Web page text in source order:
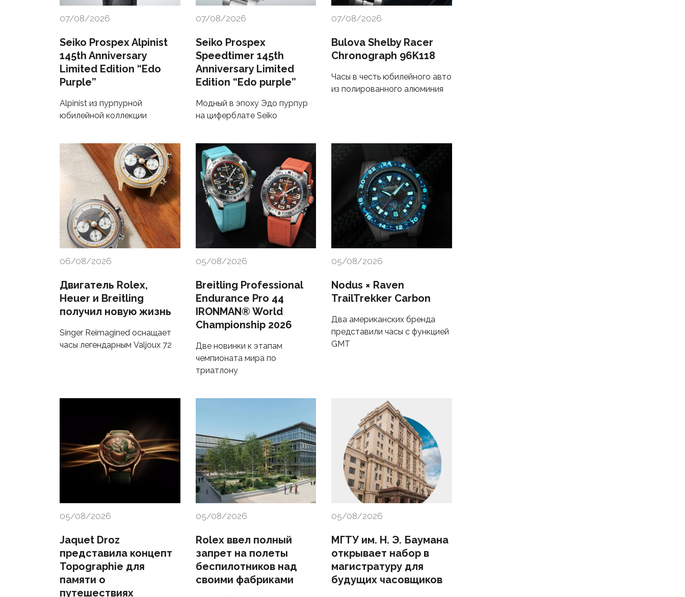
07/08/2026
Seiko Prospex Alpinist
145th Anniversary
Limited Edition “Edo
Purple”
Alpinist из пурпурной
юбилейной коллекции
07/08/2026
Seiko Prospex
Speedtimer 145th
Anniversary Limited
Edition “Edo purple”
Модный в эпоху Эдо пурпур
на циферблате Seiko
07/08/2026
Bulova Shelby Racer
Chronograph 96K118
Часы в честь юбилейного авто
из полированного алюминия
06/08/2026
Двигатель Rolex,
Heuer и Breitling
получил новую жизнь
Singer Reimagined оснащает
часы легендарным Valjoux 72
05/08/2026
Breitling Professional
Endurance Pro 44
IRONMAN® World
Championship 2026
Две новинки к этапам
чемпионата мира по
триатлону
05/08/2026
Nodus × Raven
TrailTrekker Carbon
Два американских бренда
представили часы с функцией
GMT
05/08/2026
Jaquet Droz
представила концепт
Topographie для
памяти о
путешествиях
05/08/2026
Rolex ввел полный
запрет на полеты
беспилотников над
своими фабриками
05/08/2026
МГТУ им. Н. Э. Баумана
открывает набор в
магистратуру для
будущих часовщиков